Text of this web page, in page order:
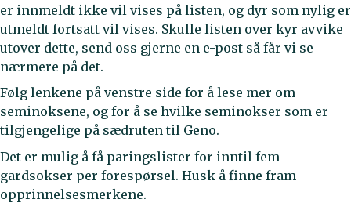
er innmeldt ikke vil vises på listen, og dyr som nylig er
utmeldt fortsatt vil vises. Skulle listen over kyr avvike
utover dette, send oss gjerne en e-post så får vi se
nærmere på det.
Følg lenkene på venstre side for å lese mer om
seminoksene, og for å se hvilke seminokser som er
tilgjengelige på sædruten til Geno.
Det er mulig å få paringslister for inntil fem
gardsokser per forespørsel. Husk å finne fram
opprinnelsesmerkene.